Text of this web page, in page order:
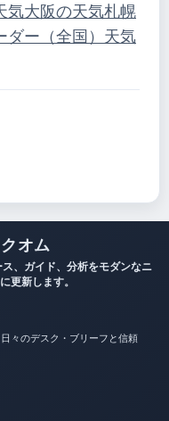
気大阪の天気札幌
ー（全国） 天気
オム
、ガイド、分析をモダンなニ
更新します。
々のデスク・ブリーフと信頼